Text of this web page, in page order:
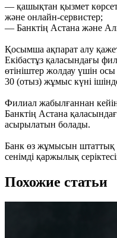
— қашықтан қызмет
және онлайн-сервистер;
— Банктің Астана және
Қосымша ақпарат алу
Екібастұз қаласындағы
өтініштер жолдау үшін
30 (отыз) жұмыс күні
Филиал жабылғаннан
Банктің Астана
асырылатын болады.
Банк өз жұмысын штаттық
сенімді қаржылық
Похожие статьи